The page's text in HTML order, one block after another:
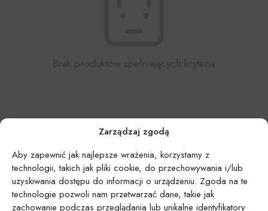
Zarządzaj zgodą
Aby zapewnić jak najlepsze wrażenia, korzystamy z
technologii, takich jak pliki cookie, do przechowywania i/lub
uzyskiwania dostępu do informacji o urządzeniu. Zgoda na te
technologie pozwoli nam przetwarzać dane, takie jak
zachowanie podczas przeglądania lub unikalne identyfikatory
Brak produktów spełniających kryteria